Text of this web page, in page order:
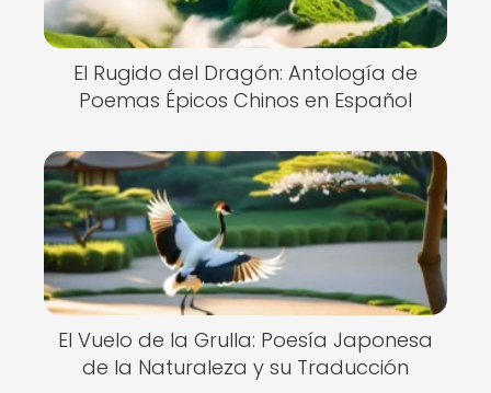
El Rugido del Dragón: Antología de
Poemas Épicos Chinos en Español
El Vuelo de la Grulla: Poesía Japonesa
de la Naturaleza y su Traducción